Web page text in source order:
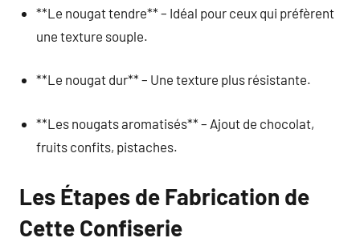
**Le nougat tendre** – Idéal pour ceux qui préfèrent
une texture souple.
**Le nougat dur** – Une texture plus résistante.
**Les nougats aromatisés** – Ajout de chocolat,
fruits confits, pistaches.
Les Étapes de Fabrication de
Cette Confiserie